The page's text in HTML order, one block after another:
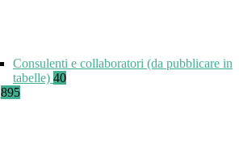
Consulenti e collaboratori (da pubblicare in
tabelle) 40
895